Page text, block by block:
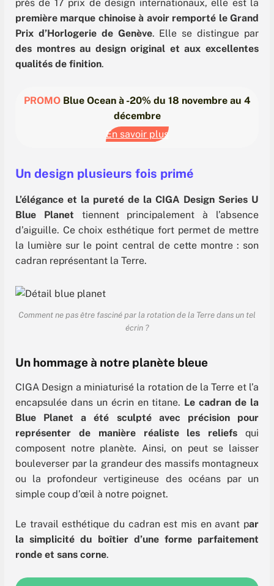
près de 17 prix de design internationaux, elle est la
première marque chinoise à avoir remporté le Grand
Prix d’Horlogerie de Genève. Elle se distingue par
des montres au design original et aux excellentes
qualités de finition.
PROMO Blue Ocean à -20% du 18 novembre au 4
décembre
En savoir plus
Un design plusieurs fois primé
L’élégance et la pureté de la CIGA Design Series U
Blue Planet tiennent principalement à l’absence
d’aiguille. Ce choix esthétique fort permet de mettre
la lumière sur le point central de cette montre : son
cadran représentant la Terre.
Comment ne pas être fasciné par la rotation de la Terre dans un tel
écrin ?
Un hommage à notre planète bleue
CIGA Design a miniaturisé la rotation de la Terre et l’a
encapsulée dans un écrin en titane. Le cadran de la
Blue Planet a été sculpté avec précision pour
représenter de manière réaliste les reliefs qui
composent notre planète. Ainsi, on peut se laisser
bouleverser par la grandeur des massifs montagneux
ou la profondeur vertigineuse des océans par un
simple coup d’œil à notre poignet.
Le travail esthétique du cadran est mis en avant par
la simplicité du boîtier d’une forme parfaitement
ronde et sans corne.